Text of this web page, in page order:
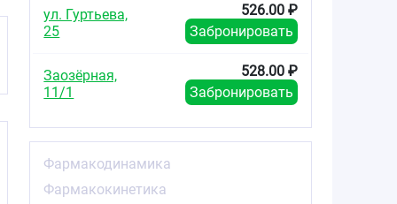
ул. Гуртьева,
25
526.00 ₽
Забронировать
Заозёрная,
11/1
528.00 ₽
Забронировать
Фармакодинамика
Фармакокинетика